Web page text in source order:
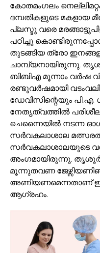
കോതമംഗലം
ദമ്പതികളുടെ മകളായ
പ്ലസ്ടു വരെ
പഠിച്ചു
തുടങ്ങിയ ത്രോ
ചാമ്പ്യനായിരുന്നു.
ബിബിഎ മൂന്നാം വര്‍ഷ
രണ്ടുവര്‍ഷമായി
ഡേവിസിന്റെയും പി.എ.
നേതൃത്വത്തില്‍
ചെന്നൈയില്‍ നടന്ന
സര്‍വകലാശാല
സര്‍വകലാശാലയുടെ
അംഗമായിരുന്നു. തൃശൂര്‍
മൂന്നുതവണ
അണിയണമെന്നതാണ്
ആഗ്രഹം.